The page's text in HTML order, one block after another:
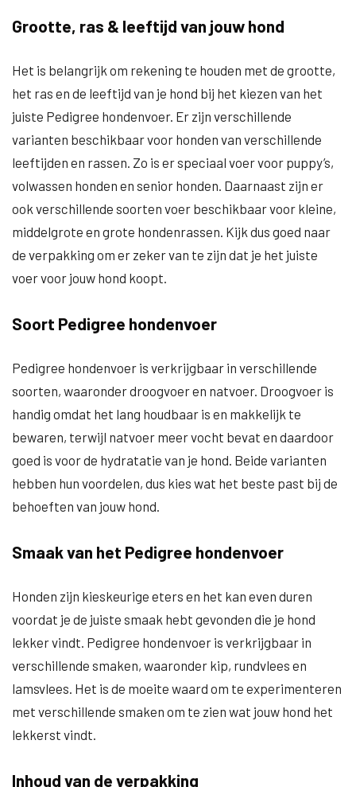
Grootte, ras & leeftijd van jouw hond
Het is belangrijk om rekening te houden met de grootte,
het ras en de leeftijd van je hond bij het kiezen van het
juiste Pedigree hondenvoer. Er zijn verschillende
varianten beschikbaar voor honden van verschillende
leeftijden en rassen. Zo is er speciaal voer voor puppy’s,
volwassen honden en senior honden. Daarnaast zijn er
ook verschillende soorten voer beschikbaar voor kleine,
middelgrote en grote hondenrassen. Kijk dus goed naar
de verpakking om er zeker van te zijn dat je het juiste
voer voor jouw hond koopt.
Soort Pedigree hondenvoer
Pedigree hondenvoer is verkrijgbaar in verschillende
soorten, waaronder droogvoer en natvoer. Droogvoer is
handig omdat het lang houdbaar is en makkelijk te
bewaren, terwijl natvoer meer vocht bevat en daardoor
goed is voor de hydratatie van je hond. Beide varianten
hebben hun voordelen, dus kies wat het beste past bij de
behoeften van jouw hond.
Smaak van het Pedigree hondenvoer
Honden zijn kieskeurige eters en het kan even duren
voordat je de juiste smaak hebt gevonden die je hond
lekker vindt. Pedigree hondenvoer is verkrijgbaar in
verschillende smaken, waaronder kip, rundvlees en
lamsvlees. Het is de moeite waard om te experimenteren
met verschillende smaken om te zien wat jouw hond het
lekkerst vindt.
Inhoud van de verpakking